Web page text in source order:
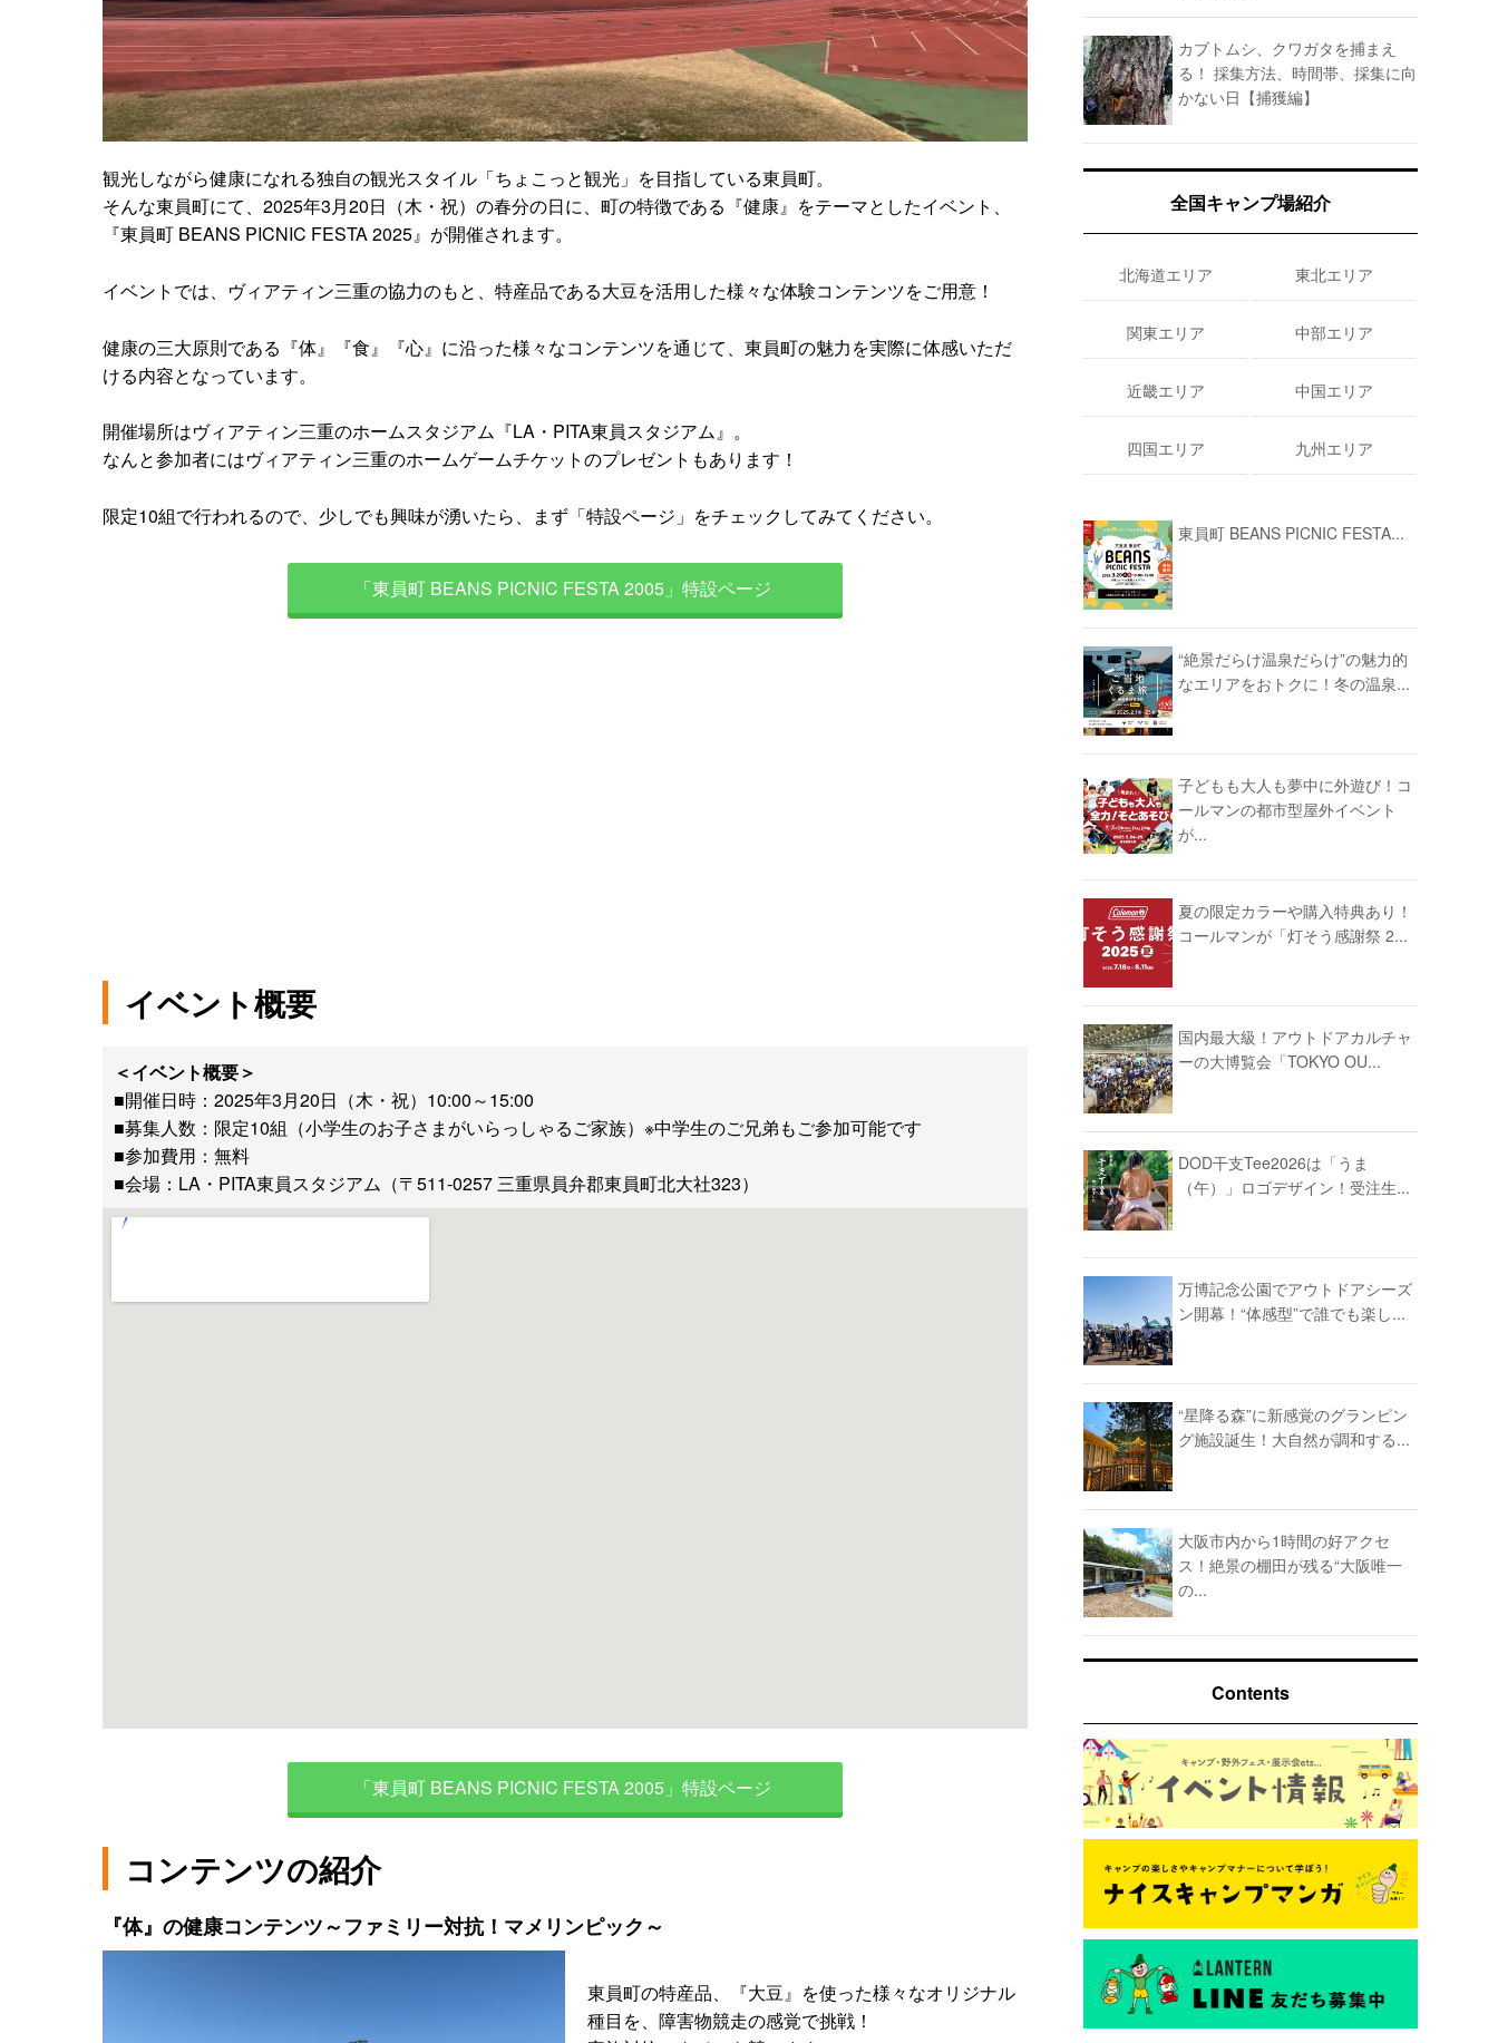
観光しながら健康になれる独自の観光スタイル「ちょこっと観光」を目指している東員町。
そんな東員町にて、2025年3月20日（木・祝）の春分の日に、町の特徴である『健康』をテーマとしたイベント、
『東員町 BEANS PICNIC FESTA 2025』が開催されます。
イベントでは、ヴィアティン三重の協力のもと、特産品である大豆を活用した様々な体験コンテンツをご用意！
健康の三大原則である『体』『食』『心』に沿った様々なコンテンツを通じて、東員町の魅力を実際に体感いただ
ける内容となっています。
開催場所はヴィアティン三重のホームスタジアム『LA・PITA東員スタジアム』。
なんと参加者にはヴィアティン三重のホームゲームチケットのプレゼントもあります！
限定10組で行われるので、少しでも興味が湧いたら、まず「特設ページ」をチェックしてみてください。
「東員町 BEANS PICNIC FESTA 2005」特設ページ
イベント概要
＜イベント概要＞
■開催日時：2025年3月20日（木・祝）10:00～15:00
■募集人数：限定10組（小学生のお子さまがいらっしゃるご家族）※中学生のご兄弟もご参加可能です
■参加費用：無料
■会場：LA・PITA東員スタジアム（〒511-0257 三重県員弁郡東員町北大社323）
「東員町 BEANS PICNIC FESTA 2005」特設ページ
コンテンツの紹介
『体』の健康コンテンツ～ファミリー対抗！マメリンピック～
東員町の特産品、『大豆』を使った様々なオリジナル
種目を、障害物競走の感覚で挑戦！
カブトムシ、クワガタを捕まえ
る！ 採集方法、時間帯、採集に向
かない日【捕獲編】
全国キャンプ場紹介
北海道エリア 東北エリア
関東エリア 中部エリア
近畿エリア 中国エリア
四国エリア 九州エリア
東員町 BEANS PICNIC FESTA...
“絶景だらけ温泉だらけ”の魅力的
なエリアをおトクに！冬の温泉...
子どもも大人も夢中に外遊び！コ
ールマンの都市型屋外イベント
が...
夏の限定カラーや購入特典あり！
コールマンが「灯そう感謝祭 2...
国内最大級！アウトドアカルチャ
ーの大博覧会「TOKYO OU...
DOD干支Tee2026は「うま
（午）」ロゴデザイン！受注生...
万博記念公園でアウトドアシーズ
ン開幕！“体感型”で誰でも楽し...
“星降る森”に新感覚のグランピン
グ施設誕生！大自然が調和する...
大阪市内から1時間の好アクセ
ス！絶景の棚田が残る“大阪唯一
の...
Contents